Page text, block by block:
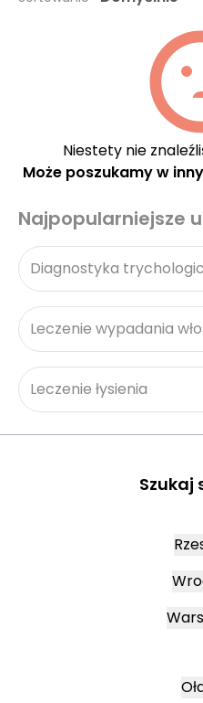
Niestety nie
Może poszukamy w
Najpopularniejsze
Diagnostyka
Leczenie wypadania
Leczenie łysienia
Szukaj